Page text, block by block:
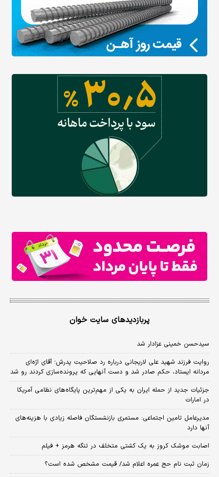
پربازدیدهای سایت خوان
سیدحسن خمینی عزادار شد
روایت فرزند شهید علی لاریجانی درباره رد صلاحیت پدرش؛ آقای اژه‌ای
مردانه ایستاد، حکم صادر شد و دست آنهایی که پرونده‌سازی کردند رو شد
جزئیات جدید از حمله ایران به یکی از مهم‌ترین پایگاه‌های نظامی آمریکا
در امارات
مدیرعامل تامین اجتماعی: مستمری بازنشستگان فاصله زیادی با هزینه‌های
آنها دارد
اصابت موشک کروز به یک کشتی متخلف در تنگه هرمز + فیلم
زمان ثبت‌ نام حج عمره اعلام شد/ قیمت مشخص شده است؟